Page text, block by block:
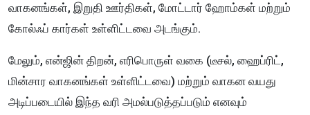
வாகனங்கள், இறுதி ஊர்திகள், மோட்டார் ஹோம்கள் மற்றும்
கோல்ஃப் கார்கள் உள்ளிட்டவை அடங்கும்.
மேலும், என்ஜின் திறன், எரிபொருள் வகை (டீசல், ஹைப்ரிட்,
மின்சார வாகனங்கள் உள்ளிட்டவை) மற்றும் வாகன வயது
அடிப்படையில் இந்த வரி அமல்படுத்தப்படும் எனவும்